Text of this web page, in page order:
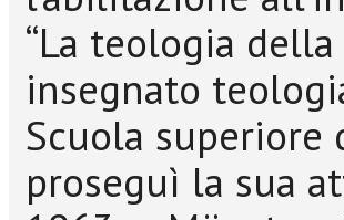
“La teologia
insegnato
Scuola
proseguì la sua